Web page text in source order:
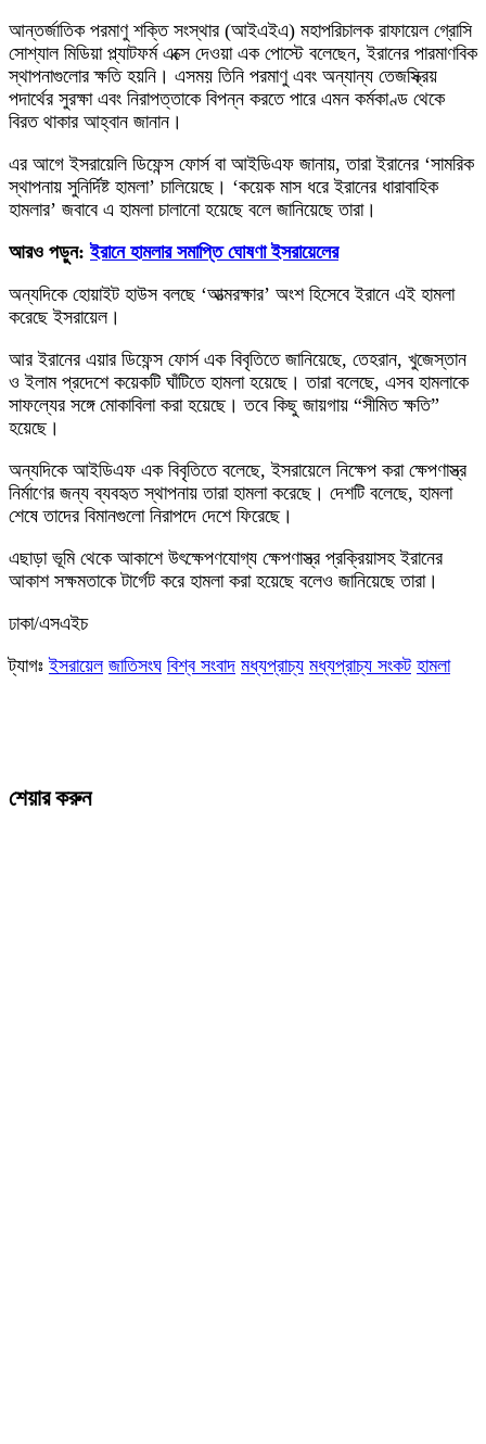
আন্তর্জাতিক পরমাণু শক্তি সংস্থার (আইএইএ) মহাপরিচালক রাফায়েল গ্রোসি
সোশ্যাল মিডিয়া প্ল্যাটফর্ম এক্সে দেওয়া এক পোস্টে বলেছেন, ইরানের পারমাণবিক
স্থাপনাগুলোর ক্ষতি হয়নি। এসময় তিনি পরমাণু এবং অন্যান্য তেজস্ক্রিয়
পদার্থের সুরক্ষা এবং নিরাপত্তাকে বিপন্ন করতে পারে এমন কর্মকাণ্ড থেকে
বিরত থাকার আহ্বান জানান।
এর আগে ইসরায়েলি ডিফেন্স ফোর্স বা আইডিএফ জানায়, তারা ইরানের ‘সামরিক
স্থাপনায় সুনির্দিষ্ট হামলা’ চালিয়েছে। ‘কয়েক মাস ধরে ইরানের ধারাবাহিক
হামলার’ জবাবে এ হামলা চালানো হয়েছে বলে জানিয়েছে তারা।
আরও পড়ুন: ইরানে হামলার সমাপ্তি ঘোষণা ইসরায়েলের
অন্যদিকে হোয়াইট হাউস বলছে ‘আত্মরক্ষার’ অংশ হিসেবে ইরানে এই হামলা
করেছে ইসরায়েল।
আর ইরানের এয়ার ডিফেন্স ফোর্স এক বিবৃতিতে জানিয়েছে, তেহরান, খুজেস্তান
ও ইলাম প্রদেশে কয়েকটি ঘাঁটিতে হামলা হয়েছে। তারা বলেছে, এসব হামলাকে
সাফল্যের সঙ্গে মোকাবিলা করা হয়েছে। তবে কিছু জায়গায় “সীমিত ক্ষতি”
হয়েছে।
অন্যদিকে আইডিএফ এক বিবৃতিতে বলেছে, ইসরায়েলে নিক্ষেপ করা ক্ষেপণাস্ত্র
নির্মাণের জন্য ব্যবহৃত স্থাপনায় তারা হামলা করেছে। দেশটি বলেছে, হামলা
শেষে তাদের বিমানগুলো নিরাপদে দেশে ফিরেছে।
এছাড়া ভূমি থেকে আকাশে উৎক্ষেপণযোগ্য ক্ষেপণাস্ত্র প্রক্রিয়াসহ ইরানের
আকাশ সক্ষমতাকে টার্গেট করে হামলা করা হয়েছে বলেও জানিয়েছে তারা।
ঢাকা/এসএইচ
ট্যাগঃইসরায়েল জাতিসংঘ বিশ্ব সংবাদ মধ্যপ্রাচ্য মধ্যপ্রাচ্য সংকট হামলা
শেয়ার করুন